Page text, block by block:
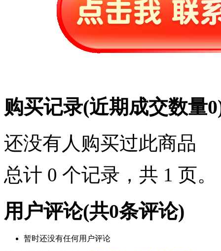
购买记录(近期成交数量0
还没有人购买过此商品
总计 0 个记录，共 1 页。
用户评论(共0条评论)
暂时还没有任何用户评论